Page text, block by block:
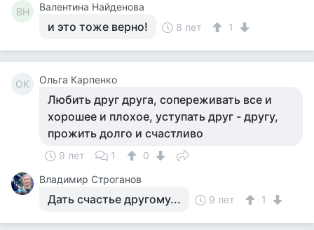
ВН Валентина Найденова
и это тоже верно! 8 лет 1
ОК Ольга Карпенко
Любить друг друга, сопереживать все и
хорошее и плохое, уступать друг - другу,
прожить долго и счастливо
9 лет 1
0
Владимир Строганов
Дать счастье другому... 9 лет 1